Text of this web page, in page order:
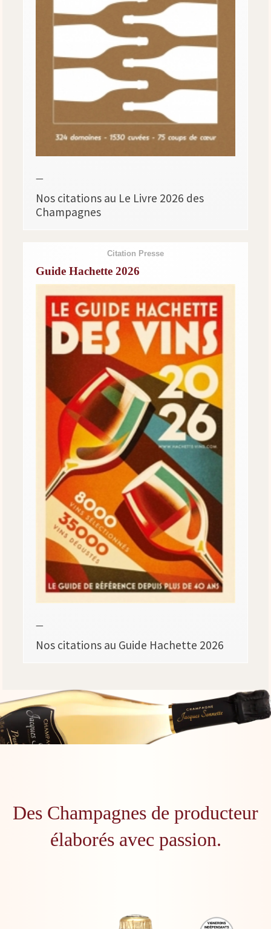
—
Nos citations au Le Livre 2026 des
Champagnes
Citation Presse
Guide Hachette 2026
—
Nos citations au Guide Hachette 2026
Des Champagnes de producteur
élaborés avec passion.